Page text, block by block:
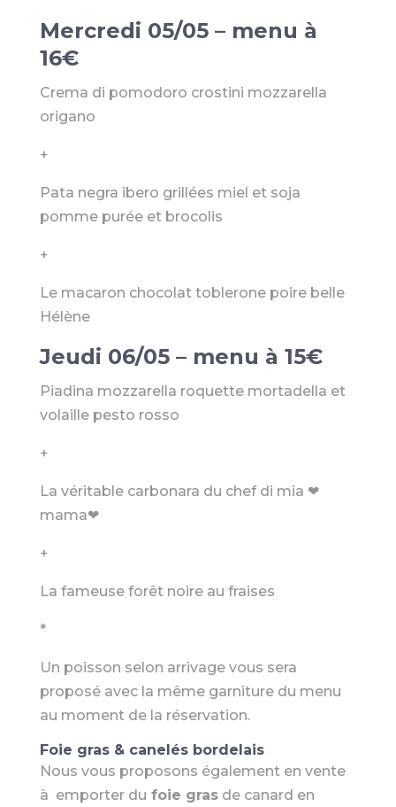
Mercredi 05/05 – menu à
16€
Crema di pomodoro crostini mozzarella
origano
+
Pata negra ibero grillées miel et soja
pomme purée et brocolis
+
Le macaron chocolat toblerone poire belle
Hélène
Jeudi 06/05 – menu à 15€
Piadina mozzarella roquette mortadella et
volaille pesto rosso
+
La véritable carbonara du chef di mia ❤
mama❤
+
La fameuse forêt noire au fraises
*
Un poisson selon arrivage vous sera
proposé avec la même garniture du menu
au moment de la réservation.
Foie gras & canelés bordelais
Nous vous proposons également en vente
à emporter du foie grasde canard en